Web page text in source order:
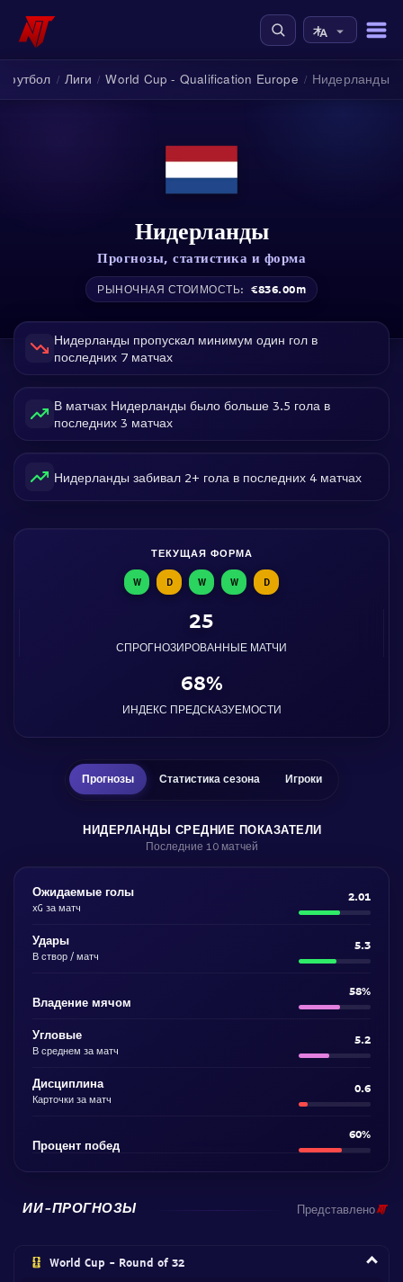
футбол / Лиги / World Cup - Qualification Europe / Нидерланды
Нидерланды
Прогнозы, статистика и форма
РЫНОЧНАЯ СТОИМОСТЬ: €836.00m
Нидерланды пропускал минимум один гол в
последних 7 матчах
В матчах Нидерланды было больше 3.5 гола в
последних 3 матчах
Нидерланды забивал 2+ гола в последних 4 матчах
ТЕКУЩАЯ ФОРМА
W D W W D
25
СПРОГНОЗИРОВАННЫЕ МАТЧИ
68%
ИНДЕКС ПРЕДСКАЗУЕМОСТИ
Прогнозы Статистика сезона Игроки
НИДЕРЛАНДЫ СРЕДНИЕ ПОКАЗАТЕЛИ
Последние 10 матчей
Ожидаемые голы
xG за матч
2.01
Удары
В створ / матч
5.3
Владение мячом
58%
Угловые
В среднем за матч
5.2
Дисциплина
Карточки за матч
0.6
Процент побед
60%
ИИ-ПРОГНОЗЫ Представлено
World Cup - Round of 32